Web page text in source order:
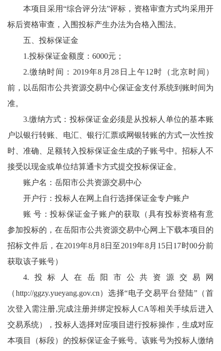
本项目采用“综合评分法”评标，资格审查方式均采用开
标后资格审查，入围投标产生办法为合格入围法。
五、投标保证金
1.投标保证金额度：6000元；
2.缴纳时间：2019年8月28日上午12时（北京时间）
前，以岳阳市公共资源交易中心保证金支付系统到账时间为
准。
3.缴纳方式：投标保证金必须是从投标人单位的基本账
户以银行转账、电汇、银行汇票或网银转账的方式一次性按
时、准确、足额转入投标保证金生成的子账号中。招标人不
接受以现金或单位结算通卡方式提交投标保证金。
账户名：岳阳市公共资源交易中心
开户行：投标人在网上自行选择保证金专户账户
账 号：投标保证金子账户的获取（具有投标资格有意
参加投标的，在岳阳市公共资源交易中心网上下载本项目的
招标文件后，在2019年8月8日至2019年8月15日17时00分前
获取该子账号）
4.投标人在岳阳市公共资源交易网
（http://ggzy.yueyang.gov.cn）选择“电子交易平台登陆”（首
次登入需注册,完成注册并绑定投标人CA等相关手续后进入
交易系统），投标人选择对应项目进行投标操作，生成对应
本项目（标段）的投标保证金子账号。该账号为投标人缴纳